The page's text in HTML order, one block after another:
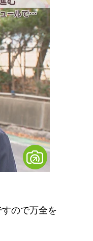
ので万全を